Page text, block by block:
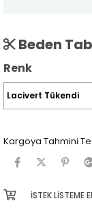
Beden
Renk
Kargoya Tahmini
İSTEK LISTEME